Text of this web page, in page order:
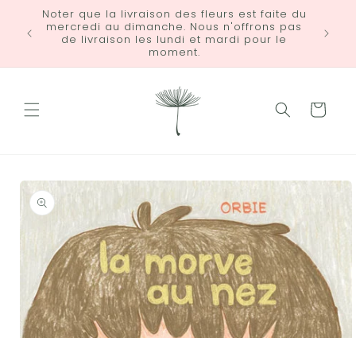
passer
au
contenu
Noter que la livraison des fleurs est faite du
mercredi au dimanche. Nous n'offrons pas
de livraison les lundi et mardi pour le
moment.
Panier
Passer aux
informations
produits